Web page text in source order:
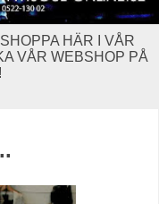
HÄR I VÅR
VÅR WEBSHOP PÅ